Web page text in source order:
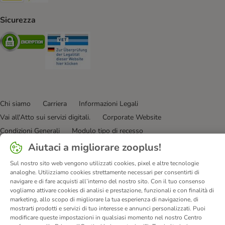
Sicurezza
Security
Chi siamo Carriera
Informazioni Legali
Vai all'Atto sui servizi digitali.
Corporate Website
Condizioni Generali
Modulo tipo di recesso
Disposizioni ambientali & smaltimento
Contatto
I clienti dicono di noi
Dichiarazione di accessibilità
© zooplus SE2026
Aiutaci a migliorare zooplus!
Sul nostro sito web vengono utilizzati cookies, pixel e altre tecnologie
analoghe. Utilizziamo cookies strettamente necessari per consentirti di
navigare e di fare acquisti all’interno del nostro sito. Con il tuo consenso
vogliamo attivare cookies di analisi e prestazione, funzionali e con finalità di
marketing, allo scopo di migliorare la tua esperienza di navigazione, di
mostrarti prodotti e servizi di tuo interesse e annunci personalizzati. Puoi
modificare queste impostazioni in qualsiasi momento nel nostro Centro